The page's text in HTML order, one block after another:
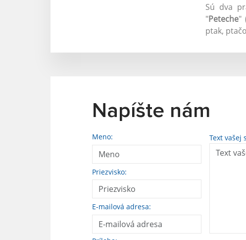
Sú dva
"Peteche"
ptak,
Napíšte nám
Meno:
Priezvisko:
E-mailová adresa:
Text vašej